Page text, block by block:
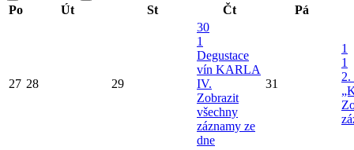
Po
Út St Čt Pá
27 28 29
30
1
Degustace
vín KARLA
IV.
Zobrazit
všechny
záznamy ze
dne
31
1
1
2.